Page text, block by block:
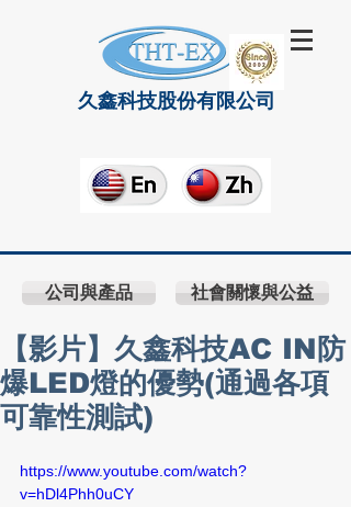
久鑫科技股份有限公司
公司與產品 社會關懷與公益
【影片】久鑫科技AC IN防
爆LED燈的優勢(通過各項
可靠性測試)
https://www.youtube.com/watch?
v=hDl4Phh0uCY